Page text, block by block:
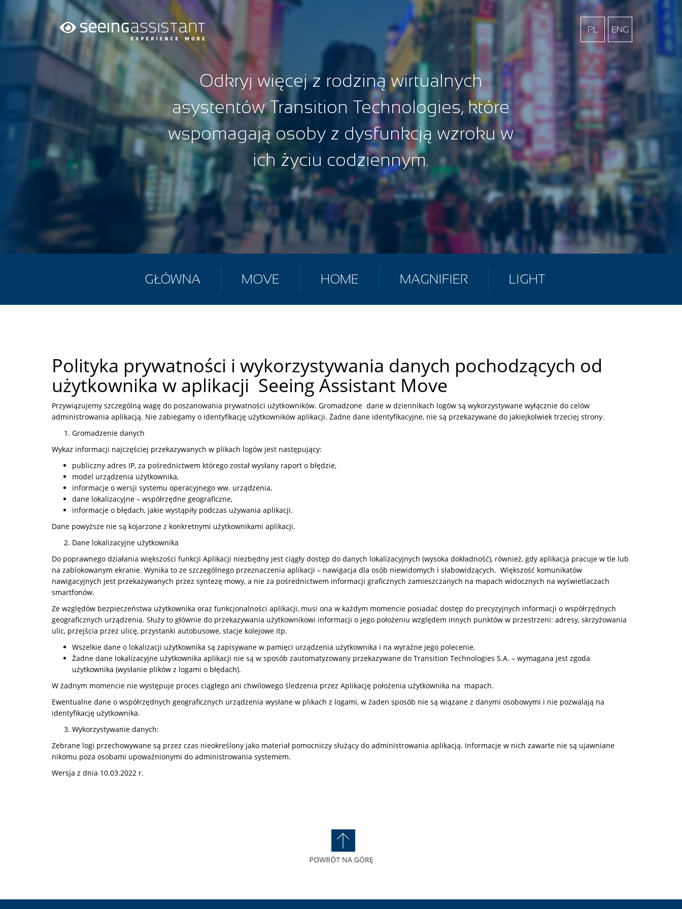
PL ENG
Odkryj więcej z rodziną wirtualnych
asystentów Transition Technologies, które
wspomagają osoby z dysfunkcją wzroku w
ich życiu codziennym.
GŁÓWNA MOVE HOME MAGNIFIER LIGHT
Polityka prywatności i wykorzystywania danych pochodzących od
użytkownika w aplikacji Seeing Assistant Move
Przywiązujemy szczególną wagę do poszanowania prywatności użytkowników. Gromadzone dane w dziennikach logów są wykorzystywane wyłącznie do celów
administrowania aplikacją. Nie zabiegamy o identyfikację użytkowników aplikacji. Żadne dane identyfikacyjne, nie są przekazywane do jakiejkolwiek trzeciej strony.
Gromadzenie danych
Wykaz informacji najczęściej przekazywanych w plikach logów jest następujący:
publiczny adres IP, za pośrednictwem którego został wysłany raport o błędzie,
model urządzenia użytkownika,
informacje o wersji systemu operacyjnego ww. urządzenia,
dane lokalizacyjne – współrzędne geograficzne,
informacje o błędach, jakie wystąpiły podczas używania aplikacji.
Dane powyższe nie są kojarzone z konkretnymi użytkownikami aplikacji.
Dane lokalizacyjne użytkownika
Do poprawnego działania większości funkcji Aplikacji niezbędny jest ciągły dostęp do danych lokalizacyjnych (wysoka dokładność), również, gdy aplikacja pracuje w tle lub
na zablokowanym ekranie. Wynika to ze szczególnego przeznaczenia aplikacji – nawigacja dla osób niewidomych i słabowidzących. Większość komunikatów
nawigacyjnych jest przekazywanych przez syntezę mowy, a nie za pośrednictwem informacji graficznych zamieszczanych na mapach widocznych na wyświetlaczach
smartfonów.
Ze względów bezpieczeństwa użytkownika oraz funkcjonalności aplikacji, musi ona w każdym momencie posiadać dostęp do precyzyjnych informacji o współrzędnych
geograficznych urządzenia. Służy to głównie do przekazywania użytkownikowi informacji o jego położeniu względem innych punktów w przestrzeni: adresy, skrzyżowania
ulic, przejścia przez ulicę, przystanki autobusowe, stacje kolejowe itp.
Wszelkie dane o lokalizacji użytkownika są zapisywane w pamięci urządzenia użytkownika i na wyraźne jego polecenie.
Żadne dane lokalizacyjne użytkownika aplikacji nie są w sposób zautomatyzowany przekazywane do Transition Technologies S.A. – wymagana jest zgoda
użytkownika (wysłanie plików z logami o błędach).
W żadnym momencie nie występuje proces ciągłego ani chwilowego śledzenia przez Aplikację położenia użytkownika na mapach.
Ewentualne dane o współrzędnych geograficznych urządzenia wysłane w plikach z logami, w żaden sposób nie są wiązane z danymi osobowymi i nie pozwalają na
identyfikację użytkownika.
Wykorzystywanie danych:
Zebrane logi przechowywane są przez czas nieokreślony jako materiał pomocniczy służący do administrowania aplikacją. Informacje w nich zawarte nie są ujawniane
nikomu poza osobami upoważnionymi do administrowania systemem.
Wersja z dnia 10.03.2022 r.